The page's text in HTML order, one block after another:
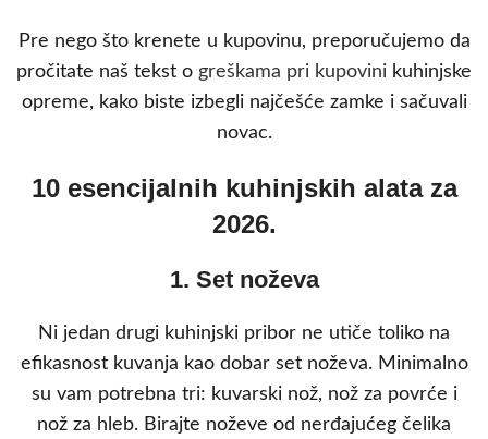
Pre nego što krenete u kupovinu, preporučujemo da
pročitate naš tekst o greškama pri kupovini kuhinjske
opreme, kako biste izbegli najčešće zamke i sačuvali
novac.
10 esencijalnih kuhinjskih alata za
2026.
1. Set noževa
Ni jedan drugi kuhinjski pribor ne utiče toliko na
efikasnost kuvanja kao dobar set noževa. Minimalno
su vam potrebna tri: kuvarski nož, nož za povrće i
nož za hleb. Birajte noževe od nerđajućeg čelika